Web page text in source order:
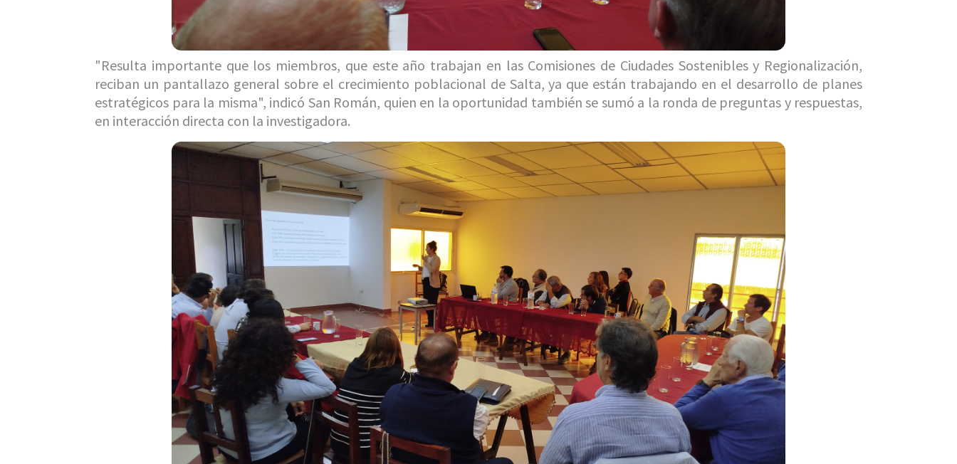
"Resulta importante que los miembros, que este año trabajan en las Comisiones de Ciudades Sostenibles y Regionalización,
reciban un pantallazo general sobre el crecimiento poblacional de Salta, ya que están trabajando en el desarrollo de planes
estratégicos para la misma", indicó San Román, quien en la oportunidad también se sumó a la ronda de preguntas y respuestas,
en interacción directa con la investigadora.